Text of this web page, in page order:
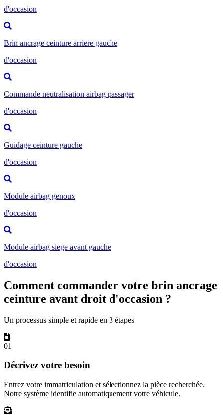
d'occasion
Brin ancrage ceinture arriere gauche
d'occasion
Commande neutralisation airbag passager
d'occasion
Guidage ceinture gauche
d'occasion
Module airbag genoux
d'occasion
Module airbag siege avant gauche
d'occasion
Comment commander votre brin ancrage
ceinture avant droit d'occasion ?
Un processus simple et rapide en 3 étapes
01
Décrivez votre besoin
Entrez votre immatriculation et sélectionnez la pièce recherchée.
Notre système identifie automatiquement votre véhicule.